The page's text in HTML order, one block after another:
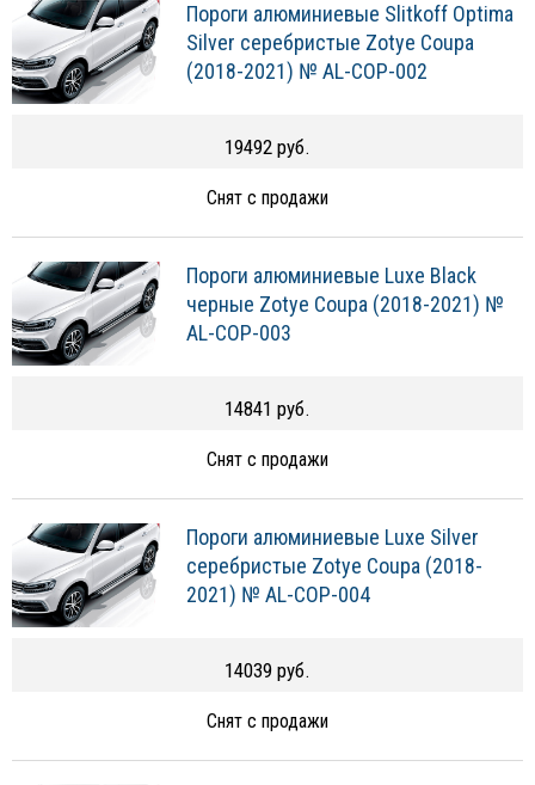
Пороги алюминиевые Slitkoff Optima
Silver серебристые Zotye Coupa
(2018-2021) № AL-COP-002
19492 руб.
Снят с продажи
Пороги алюминиевые Luxe Black
черные Zotye Coupa (2018-2021) №
AL-COP-003
14841 руб.
Снят с продажи
Пороги алюминиевые Luxe Silver
серебристые Zotye Coupa (2018-
2021) № AL-COP-004
14039 руб.
Снят с продажи